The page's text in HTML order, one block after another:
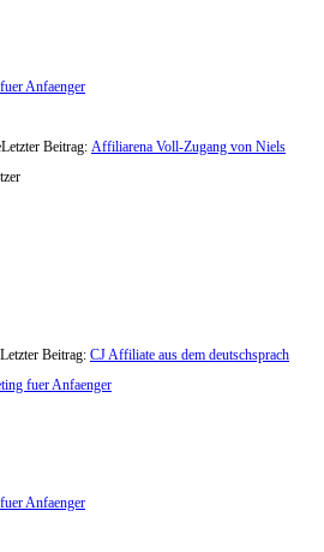
Anfaenger
Letzter Beitrag: Affiliarena Voll-Zugang von Niels
Letzter Beitrag: CJ Affiliate aus dem deutschsprach
fuer Anfaenger
Anfaenger